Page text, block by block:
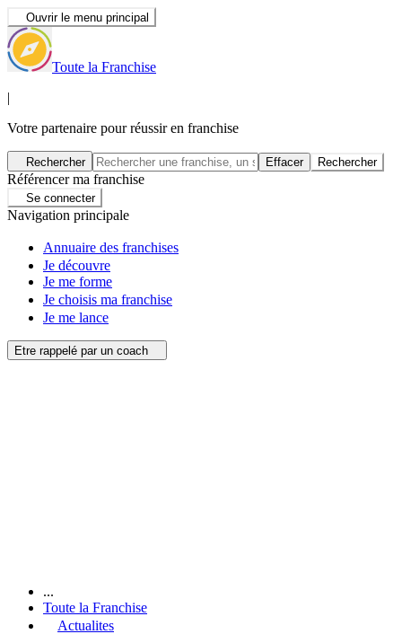
Ouvrir le menu principal
Toute la Franchise
|
Votre partenaire pour réussir en franchise
Rechercher Effacer Rechercher
Référencer ma franchise
Se connecter
Navigation principale
Annuaire des franchises
Je découvre
Je me forme
Je choisis ma franchise
Je me lance
Etre rappelé par un coach
...
Toute la Franchise
Actualites